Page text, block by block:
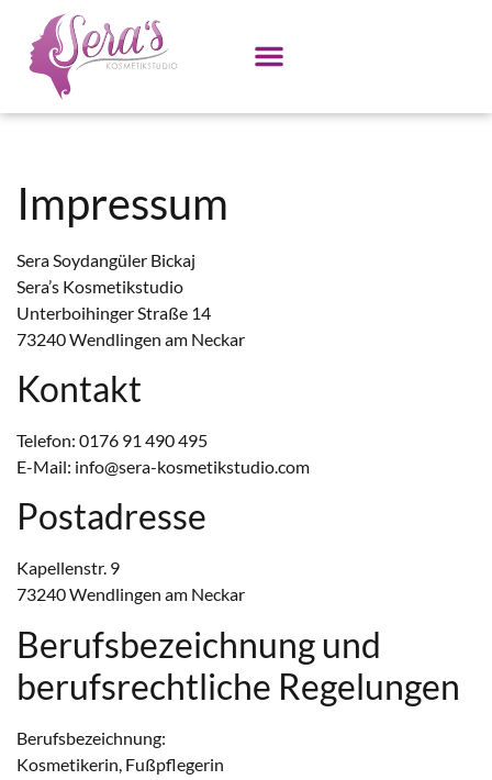
Impressum
Sera Soydangüler Bickaj
Sera’s Kosmetikstudio
Unterboihinger Straße 14
73240 Wendlingen am Neckar
Kontakt
Telefon: 0176 91 490 495
E-Mail: info@sera-kosmetikstudio.com
Postadresse
Kapellenstr. 9
73240 Wendlingen am Neckar
Berufsbezeichnung und
berufsrechtliche Regelungen
Berufsbezeichnung:
Kosmetikerin, Fußpflegerin